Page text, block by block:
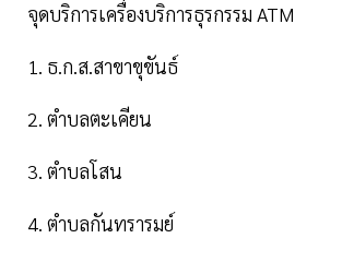
จุดบริการเครื่องบริการธุรกรรม ATM
1. ธ.ก.ส.สาขาขุขันธ์
2. ตำบลตะเคียน
3. ตำบลโสน
4. ตำบลกันทรารมย์